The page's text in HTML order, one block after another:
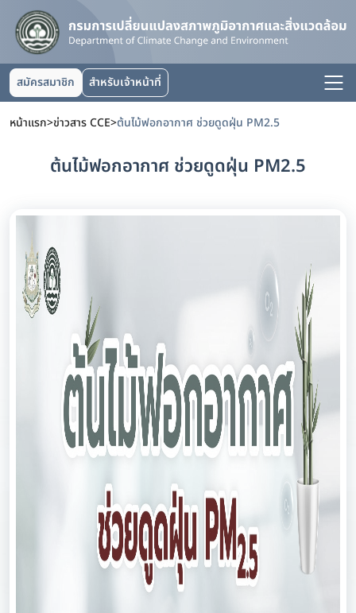
สมัครสมาชิก สำหรับเจ้าหน้าที่
หน้าแรก>ข่าวสาร CCE>ต้นไม้ฟอกอากาศ ช่วยดูดฝุ่น PM2.5
ต้นไม้ฟอกอากาศ ช่วยดูดฝุ่น PM2.5